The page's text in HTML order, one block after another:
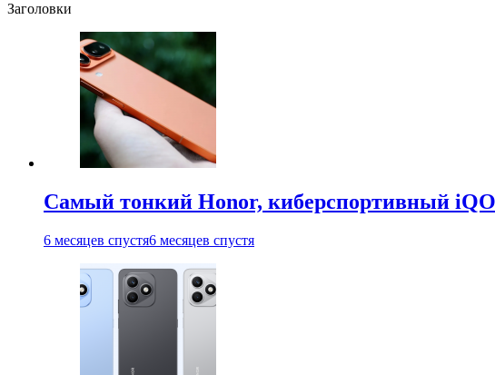
Заголовки
Самый тонкий Honor, киберспортивный
6 месяцев спустя6 месяцев спустя